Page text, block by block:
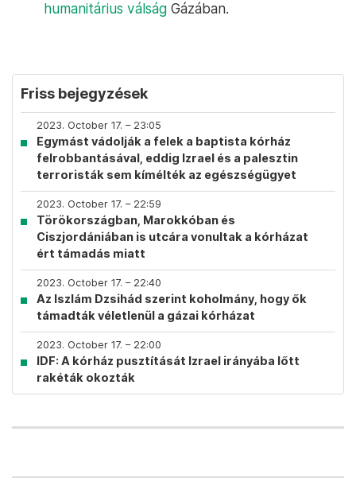
humanitárius válság Gázában.
Friss bejegyzések
2023. October 17. – 23:05
Egymást vádolják a felek a baptista kórház
felrobbantásával, eddig Izrael és a palesztin
terroristák sem kímélték az egészségügyet
2023. October 17. – 22:59
Törökországban, Marokkóban és
Ciszjordániában is utcára vonultak a kórházat
ért támadás miatt
2023. October 17. – 22:40
Az Iszlám Dzsihád szerint koholmány, hogy ők
támadták véletlenül a gázai kórházat
2023. October 17. – 22:00
IDF: A kórház pusztítását Izrael irányába lőtt
rakéták okozták